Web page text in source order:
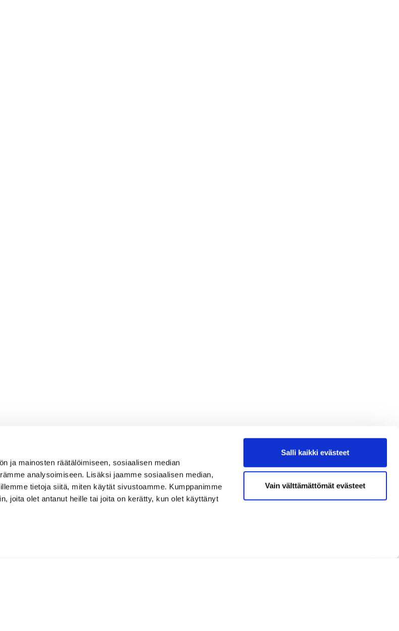
ja mainosten räätälöimiseen, sosiaalisen median
analysoimiseen. Lisäksi jaamme sosiaalisen median,
tietoja siitä, miten käytät sivustoamme. Kumppanimme
joita olet antanut heille tai joita on kerätty, kun olet käyttänyt
Salli kaikki evästeet
Vain välttämättömät evästeet